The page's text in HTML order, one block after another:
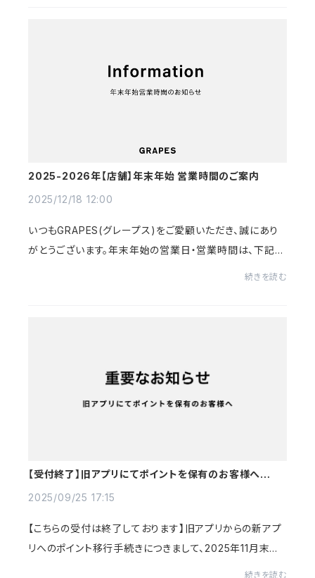
2025-2026年【店舗】年末年始 営業時間のご案内
2025/12/18 12:00
いつもGRAPES(グレープス)をご愛顧いただき、誠にあり
がとうございます。年末年始の営業日・営業時間は、下記の
続きを読む
【受付終了】旧アプリにてポイントを保有のお客様へお知
2025/09/25 17:15
【こちらの受付は終了しております】旧アプリからの新アプ
リへのポイント移行手続きにつきまして、2025年11月末日
をもちまして、店頭での受付および、電話・メール等による
続きを読む